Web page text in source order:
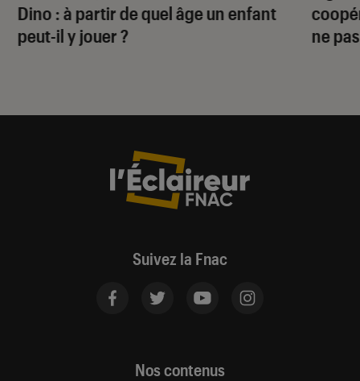
Dino : à partir de quel âge un enfant
peut-il y jouer ?
ne
Suivez la Fnac
Nos contenus